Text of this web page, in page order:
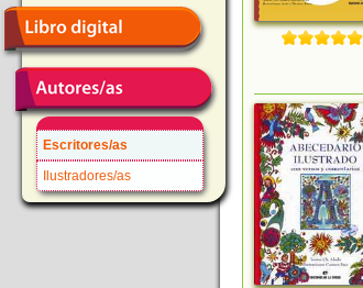
Escritores/as
Ilustradores/as